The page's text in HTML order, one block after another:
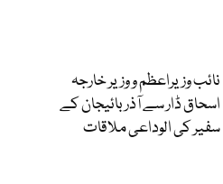
نائب وزیراعظم و وزیر خارجہ
اسحاق ڈار سے آذربائیجان کے
سفیر کی الوداعی ملاقات